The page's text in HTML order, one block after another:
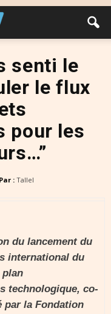
senti le
le flux
pour les
Par : Tallel
du lancement du
international du
technologique, co-
par la Fondation